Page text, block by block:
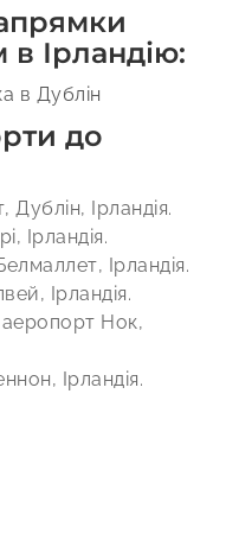
в Ірландію:
в Дублін
до
Ірландія.
Ірландія.
Ірландія.
Ірландія.
аеропорт Нок,
Ірландія.